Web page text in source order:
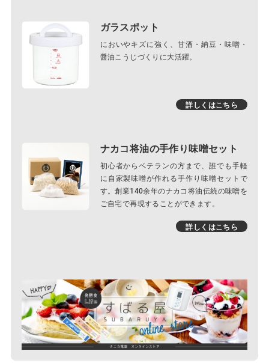
ガラスポット
においやキズに強く、甘酒・納豆・味噌・
醤油こうじづくりに大活躍。
詳しくはこちら
ナカコ将油の手作り味噌セット
初心者からベテランの方まで、誰でも手軽
に自家製味噌が作れる手作り味噌セットで
す。創業140余年のナカコ将油伝統の味噌を
ご自宅で再現することができます。
詳しくはこちら